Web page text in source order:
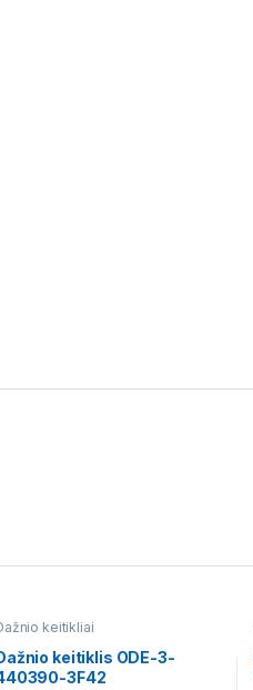
keitikliai
keitiklis ODE-3-
3F42